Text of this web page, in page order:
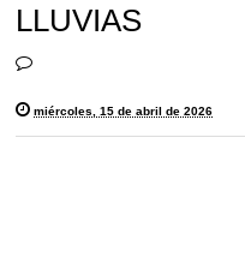
LLUVIAS
miércoles, 15 de abril de 2026